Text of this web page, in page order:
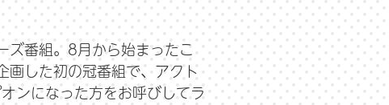
ズ番組。8月から始まったこ
画した初の冠番組で、アクト
ンになった方をお呼びしてラ